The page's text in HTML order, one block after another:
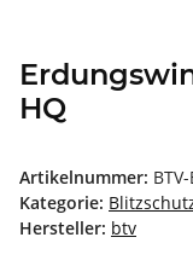
HQ
Artikelnummer:
Kategorie:
Hersteller: btv